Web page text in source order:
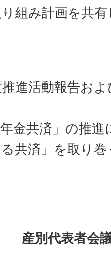
組み計画を共
推進活動報告お
年金共済」の推
る共済」を取り
産別代表者会